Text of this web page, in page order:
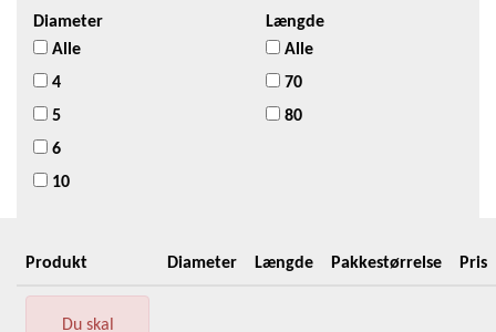
Diameter
Længde
Alle
Alle
4
70
5
80
6
10
Produkt Diameter Længde Pakkestørrelse Pris
Du skal